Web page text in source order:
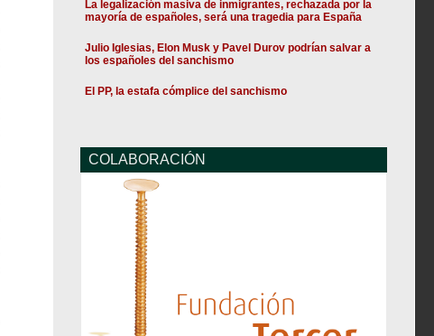
La legalización masiva de inmigrantes, rechazada por la
mayoría de españoles, será una tragedia para España
Julio Iglesias, Elon Musk y Pavel Durov podrían salvar a
los españoles del sanchismo
El PP, la estafa cómplice del sanchismo
COLABORACIÓN